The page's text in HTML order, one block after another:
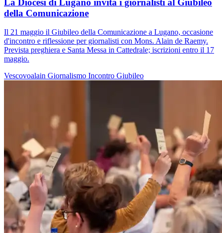
della Comunicazione
Il 21 maggio il Giubileo della Comunicazione a Lugano, occasione
d'incontro e riflessione per giornalisti con Mons. Alain de Raemy.
Prevista preghiera e Santa Messa in Cattedrale; iscrizioni entro il 17
maggio.
Vescovoalain Giornalismo Incontro Giubileo